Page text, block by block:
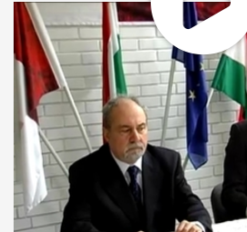
A kormány nem segít a bajba jutott
sokan azért szavaztak a
során a helyzet rendezését ígérték -
A szocialista képviselő szerint a
megoldás. A választási kampányban
ígértek Magyarországon, ehelyett
az elmúlt időszakban, mondta az
képviselő. Nemény András szerint az
kiemelten kezelték a Vát-Porpáci
viszont nem történik semmi ebben